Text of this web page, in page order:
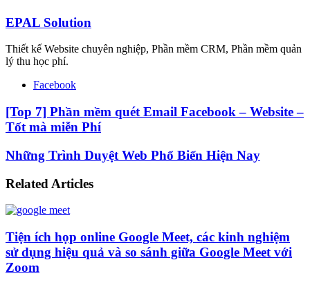
EPAL Solution
Thiết kế Website chuyên nghiệp, Phần mềm CRM, Phần mềm quản
lý thu học phí.
Facebook
[Top 7] Phần mềm quét Email Facebook – Website –
Tốt mà miễn Phí
Những Trình Duyệt Web Phổ Biến Hiện Nay
Related Articles
Tiện ích họp online Google Meet, các kinh nghiệm
sử dụng hiệu quả và so sánh giữa Google Meet với
Zoom